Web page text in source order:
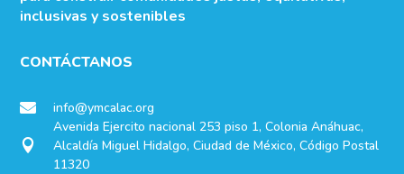
inclusivas y sostenibles
CONTÁCTANOS
 info@ymcalac.org

Avenida Ejercito nacional 253 piso 1, Colonia Anáhuac,
Alcaldía Miguel Hidalgo, Ciudad de México, Código Postal
11320